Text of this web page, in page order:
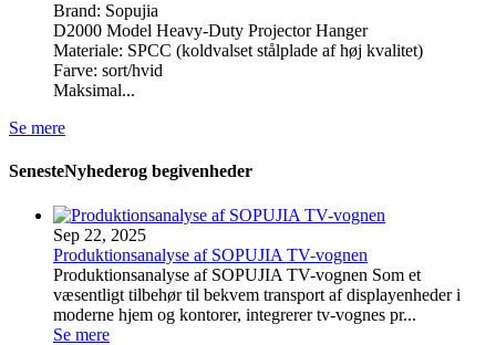
Brand: Sopujia
D2000 Model Heavy-Duty Projector Hanger
Materiale: SPCC (koldvalset stålplade af høj kvalitet)
Farve: sort/hvid
Maksimal...
Se mere
SenesteNyhederog begivenheder
Sep 22, 2025
Produktionsanalyse af SOPUJIA TV-vognen
Produktionsanalyse af SOPUJIA TV-vognen Som et
væsentligt tilbehør til bekvem transport af displayenheder i
moderne hjem og kontorer, integrerer tv-vognes pr...
Se mere